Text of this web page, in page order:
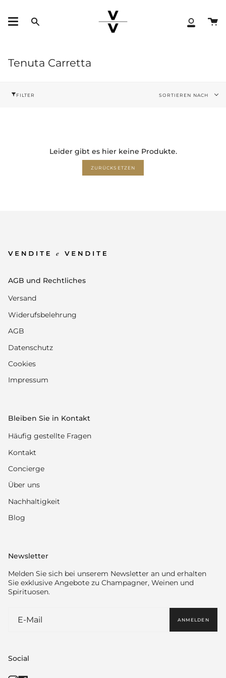
springen
Translation
Mein
Tenuta Carretta
FILTER
Sortieren
SORTIEREN NACH
Leider gibt es hier keine Produkte.
ZURÜCKSETZEN
AGB und Rechtliches
Versand
Widerufsbelehrung
AGB
Datenschutz
Cookies
Impressum
Bleiben Sie in Kontakt
Häufig gestellte Fragen
Kontakt
Concierge
Über uns
Nachhaltigkeit
Blog
Newsletter
Melden Sie sich bei unserem Newsletter an und erhalten
Sie exklusive Angebote zu Champagner, Weinen und
Spirituosen.
ANMELDEN
Social